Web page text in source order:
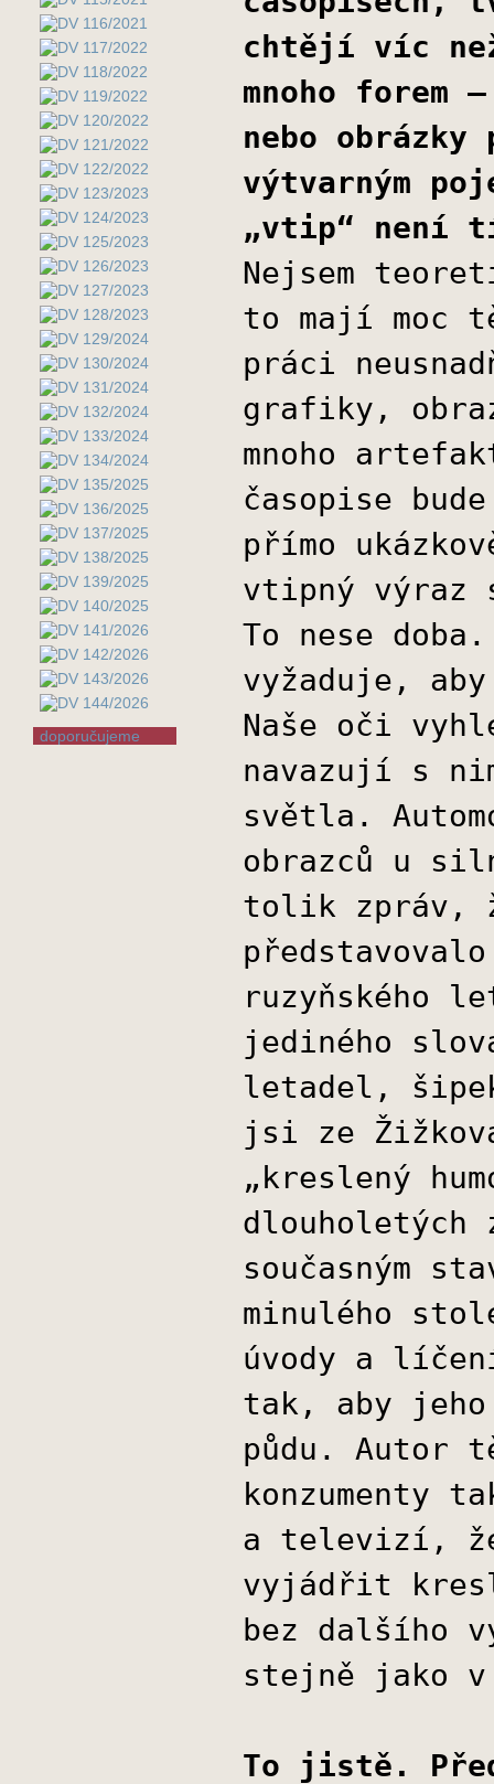
doporučujeme
chtějí víc
mnoho
nebo obrázky
výtvarným
„vtip“ není
Nejsem
to mají moc
práci
grafiky,
mnoho
časopise
přímo
vtipný výraz
To nese
vyžaduje,
Naše oči
navazují s
světla.
obrazců u
tolik zpráv,
ruzyňského
jediného
letadel,
jsi ze
„kreslený
dlouholetých
současným
minulého
úvody a
tak, aby jeho
půdu. Autor
konzumenty
a televizí,
vyjádřit
bez dalšího
stejně jako v
To jistě.